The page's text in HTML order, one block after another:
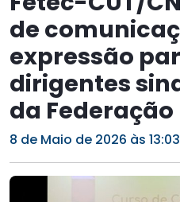
de
expressão
dirigentes
da Federação
8 de Maio de 2026 às 13:03